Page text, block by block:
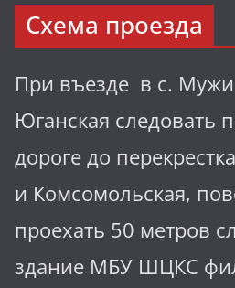
Схема проезда
При въезде в с. Мужи
Юганская следовать
дороге до
и Комсомольская,
проехать 50 метров
здание МБУ ШЦКС